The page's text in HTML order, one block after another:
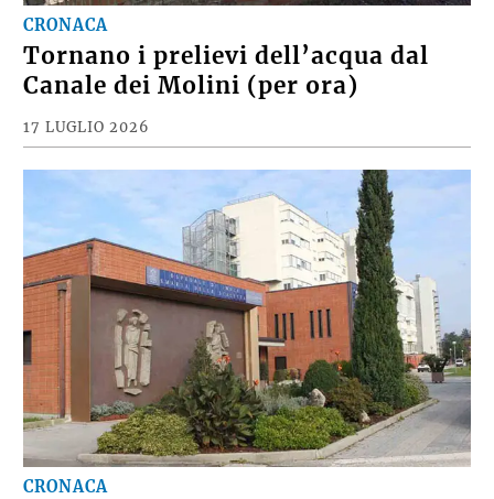
CRONACA
Tornano i prelievi dell’acqua dal
Canale dei Molini (per ora)
17 LUGLIO 2026
CRONACA